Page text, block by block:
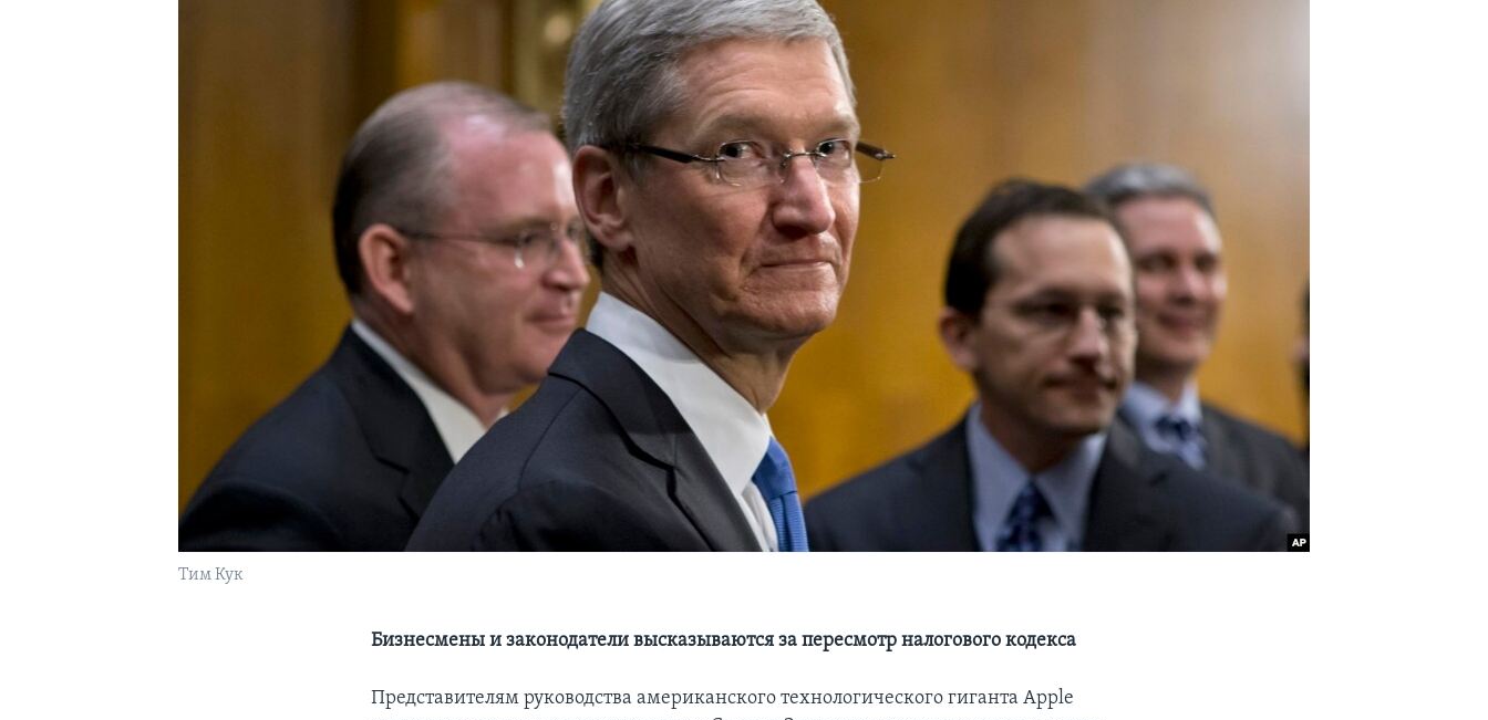
Тим Кук
Бизнесмены и законодатели высказываются за пересмотр налогового кодекса
Представителям руководства американского технологического гиганта Apple